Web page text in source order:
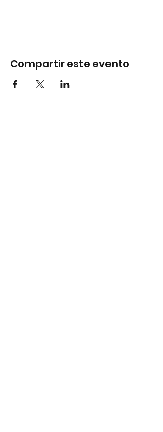
Compartir este evento